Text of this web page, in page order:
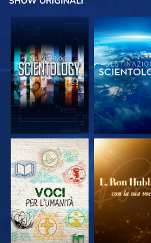
ESPLORA LE
SERIE
ESPLORA LE
SERIE